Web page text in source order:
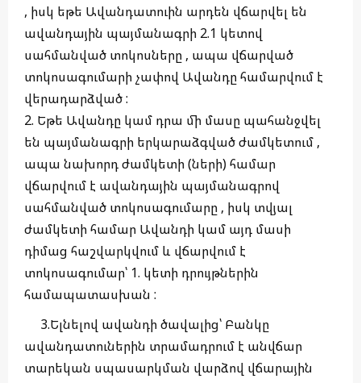
, իսկ եթե Ավանդատուին արդեն վճարվել են
ավանդային պայմանագրի 2.1 կետով
սահմանված տոկոսները , ապա վճարված
տոկոսագումարի չափով Ավանդը համարվում է
վերադարձված :
2. Եթե Ավանդը կամ դրա մի մասը պահանջվել
են պայմանագրի երկարաձգված ժամկետում ,
ապա նախորդ ժամկետի (ների) համար
վճարվում է ավանդային պայմանագրով
սահմանված տոկոսագումարը , իսկ տվյալ
ժամկետի համար Ավանդի կամ այդ մասի
դիմաց հաշվարկվում և վճարվում է
տոկոսագումար՝ 1. կետի դրույթներին
համապատասխան :
3.Ելնելով ավանդի ծավալից՝ Բանկը
ավանդատուներին տրամադրում է անվճար
տարեկան սպասարկման վարձով վճարային